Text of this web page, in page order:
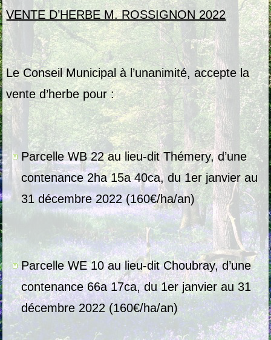
VENTE D’HERBE M. ROSSIGNON 2022
Le Conseil Municipal à l’unanimité, accepte la
vente d’herbe pour :
Parcelle WB 22 au lieu-dit Thémery, d’une
contenance 2ha 15a 40ca, du 1er janvier au
31 décembre 2022 (160€/ha/an)
Parcelle WE 10 au lieu-dit Choubray, d’une
contenance 66a 17ca, du 1er janvier au 31
décembre 2022 (160€/ha/an)